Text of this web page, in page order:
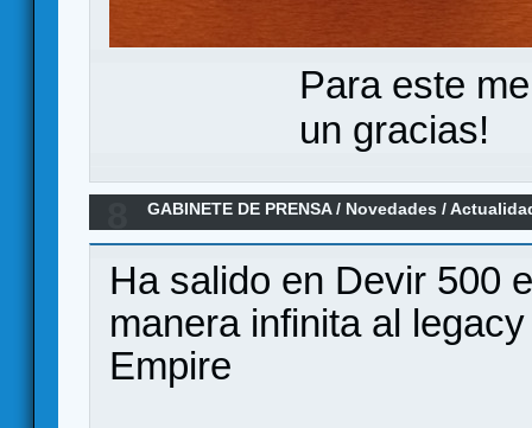
Para este
un gracias!
GABINETE DE PRENSA/ Novedades /
Ha salido en Devir 500
manera infinita al
Empire